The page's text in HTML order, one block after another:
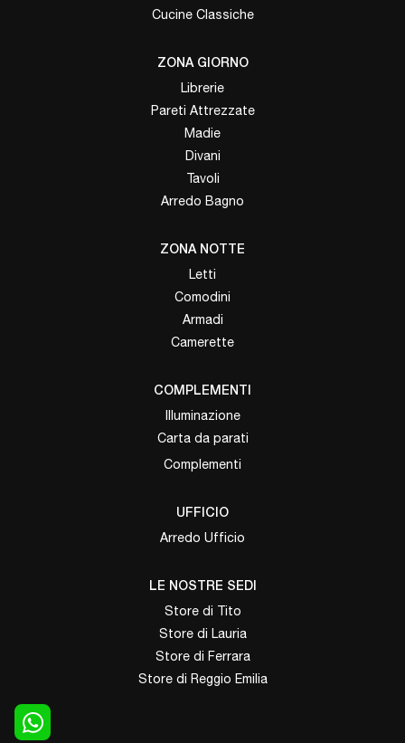
Cucine Classiche
ZONA GIORNO
Librerie
Pareti Attrezzate
Madie
Divani
Tavoli
Arredo Bagno
ZONA NOTTE
Letti
Comodini
Armadi
Camerette
COMPLEMENTI
Illuminazione
Carta da parati
Complementi
UFFICIO
Arredo Ufficio
LE NOSTRE SEDI
Store di Tito
Store di Lauria
Store di Ferrara
Store di Reggio Emilia